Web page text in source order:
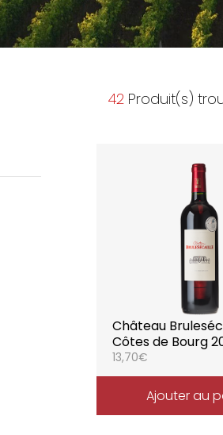
42 Produit(s)
Château
Côtes de Bourg
13,70€
Ajouter au